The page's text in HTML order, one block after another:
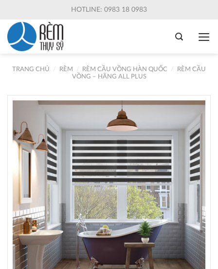
content
HOTLINE: 0983 18 0983
TRANG CHỦ RÈM RÈM CẦU VỒNG HÀN QUỐC
RÈM CẦU
VỒNG – HÃNG ALL PLUS